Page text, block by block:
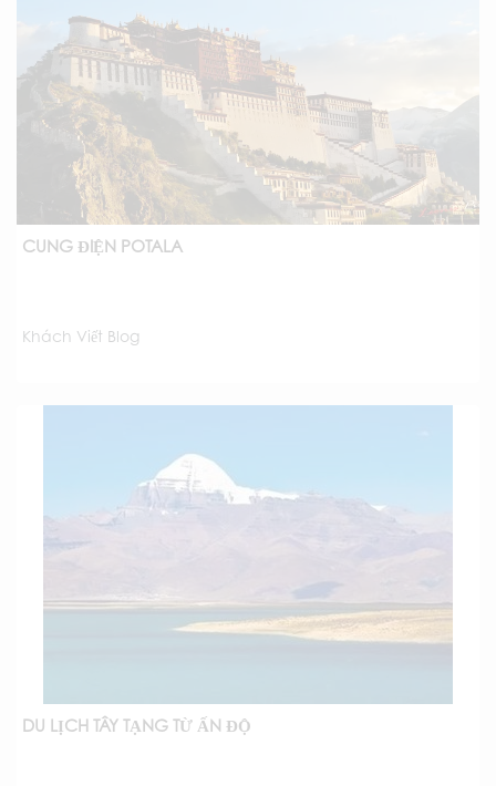
CUNG ĐIỆN POTALA
Khách Viết Blog
DU LỊCH TÂY TẠNG TỪ ẤN ĐỘ